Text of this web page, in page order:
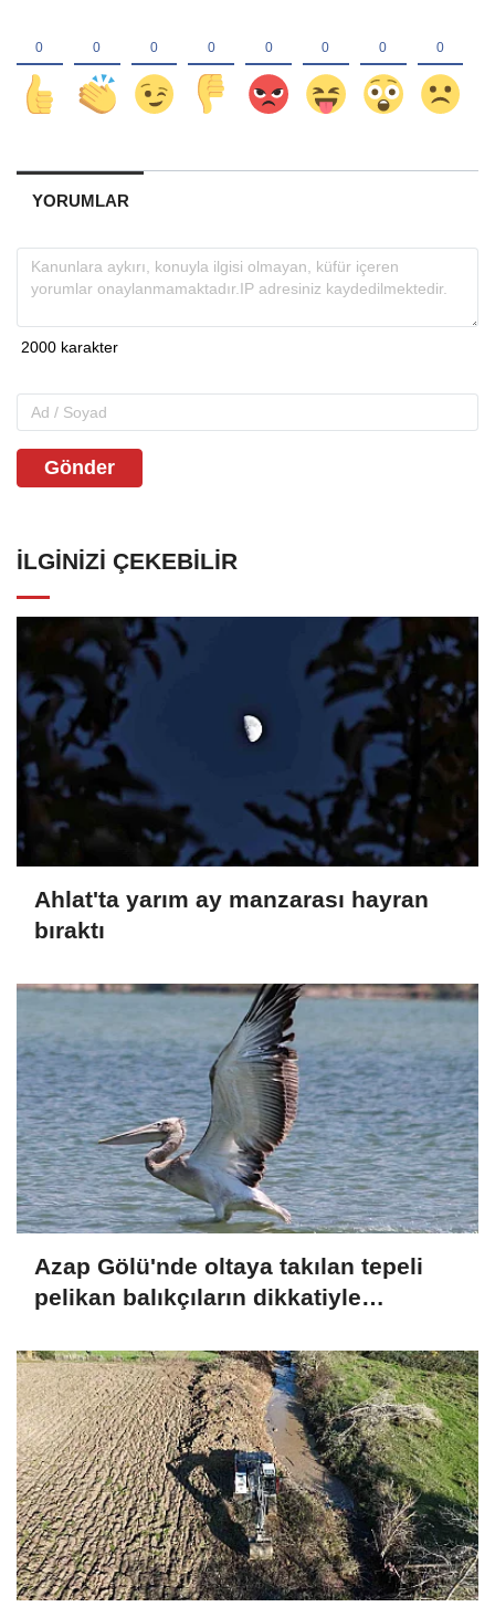
YORUMLAR
Gönder
İLGINIZI ÇEKEBILIR
Ahlat'ta yarım ay manzarası hayran
bıraktı
Azap Gölü'nde oltaya takılan tepeli
pelikan balıkçıların dikkatiyle